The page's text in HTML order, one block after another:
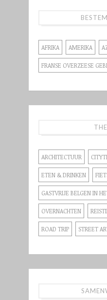
AFRIKA AMERIKA
FRANSE OVERZEESE
ARCHITECTUUR
ETEN & DRINKEN
GASTVRIJE BELGEN IN
OVERNACHTEN
ROAD TRIP STREET